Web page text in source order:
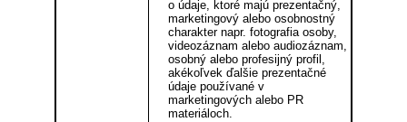
o údaje, ktoré majú prezentačný,
marketingový alebo osobnostný
charakter napr. fotografia osoby,
videozáznam alebo audiozáznam,
osobný alebo profesijný profil,
akékoľvek ďalšie prezentačné
údaje používané v
marketingových alebo PR
materiáloch.